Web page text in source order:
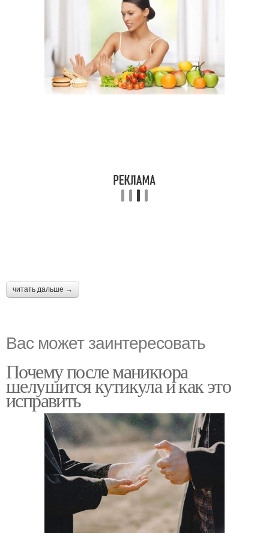
читать дальше →
Вас может заинтересовать
Почему после маникюра
шелушится кутикула и как это
исправить